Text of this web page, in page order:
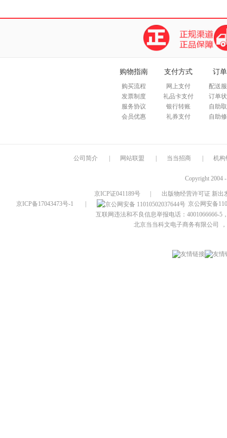
购物指南
购买流程
发票制度
服务协议
会员优惠
支付方式
网上支付
礼品卡支付
银行转账
礼券支付
订
配送
订单
自助
自助
公司简介 网站联盟 当当招商 机构
Copyright 2004
京ICP证041189号
出版物经营许可证 新出
京ICP备17043473号-1
京公网安备
互联网违法和不良信息举报电话：4001066666-5
北京当当科文电子商务有限公司